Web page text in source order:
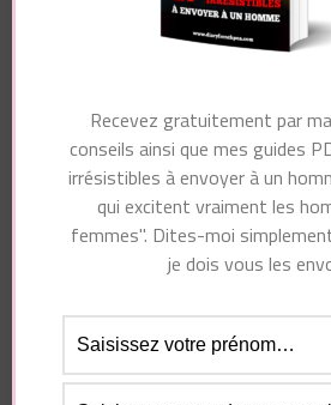
Site web
Enregistrer mon nom, mon e-
le navigateur pour mon
Recevez gratuitement par
conseils ainsi que mes guides
irrésistibles à envoyer à un
qui excitent vraiment les
femmes". Dites-moi
je dois vous les